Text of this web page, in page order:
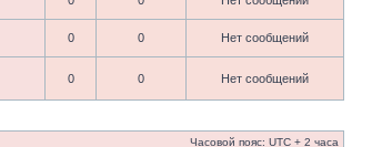
0 0 Нет сообщений
0 0 Нет сообщений
Часовой пояс: UTC + 2 часа